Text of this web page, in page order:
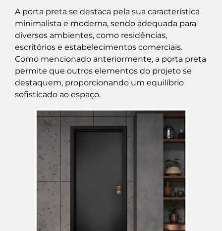
A porta preta se destaca pela sua característica
minimalista e moderna, sendo adequada para
diversos ambientes, como residências,
escritórios e estabelecimentos comerciais.
Como mencionado anteriormente, a porta preta
permite que outros elementos do projeto se
destaquem, proporcionando um equilíbrio
sofisticado ao espaço.